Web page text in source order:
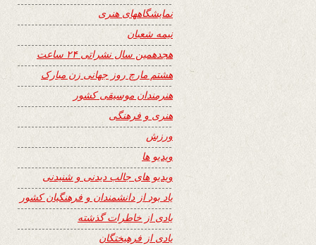
نمایشگاههای هنری
نیمه شعبان
هجدهمین سال نشراتی ۲۴ ساعت
هشتم مارچ روز جهانی زن مبارک
هنرمندان موسیقی کشور
هنری و فرهنگی
ورزش
ویدیو ها
ویدیو های جالب دیدنی و شنیدنی
یاد بود از دانشمندان و فرهنگیان کشور
یادی از خاطرات گذشته
یادی از فرهیختگان